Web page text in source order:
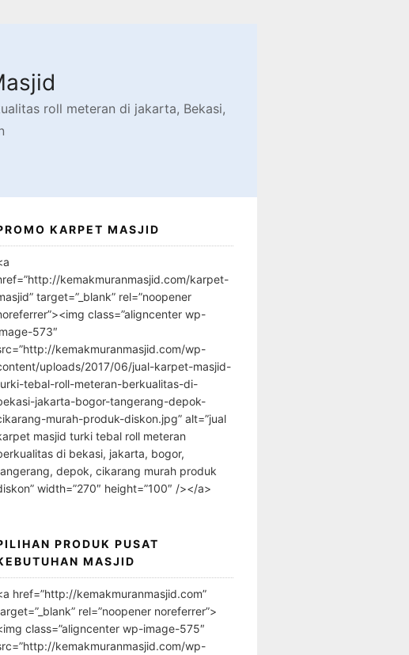
roll meteran di jakarta, Bekasi,
KARPET MASJID
kemakmuranmasjid.com/karpet-
target=”_blank” rel=”noopener
class=”aligncenter wp-
573″
kemakmuranmasjid.com/wp-
uploads/2017/06/jual-karpet-masjid-
tebal-roll-meteran-berkualitas-di-
jakarta-bogor-tangerang-depok-
murah-produk-diskon.jpg” alt=”jual
masjid turki tebal roll meteran
di bekasi, jakarta, bogor,
depok, cikarang murah produk
width=”270″ height=”100″ /></a>
PRODUK PUSAT
MASJID
href=”http://kemakmuranmasjid.com”
rel=”noopener noreferrer”>
class=”aligncenter wp-image-575″
kemakmuranmasjid.com/wp-